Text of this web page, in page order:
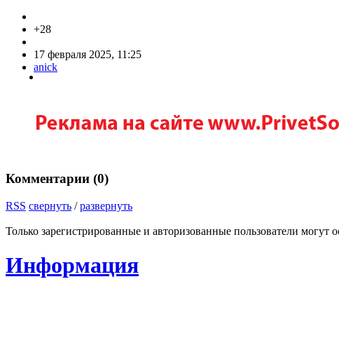
+28
17 февраля 2025, 11:25
anick
Комментарии (0)
RSS свернуть /развернуть
Только зарегистрированные и авторизованные пользователи могут
Информация